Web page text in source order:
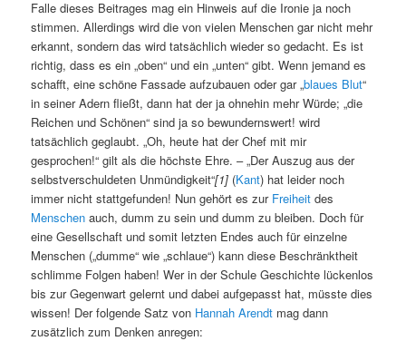
Falle dieses Beitrages mag ein Hinweis auf die Ironie ja noch
stimmen. Allerdings wird die von vielen Menschen gar nicht mehr
erkannt, sondern das wird tatsächlich wieder so gedacht. Es ist
richtig, dass es ein „oben“ und ein „unten“ gibt. Wenn jemand es
schafft, eine schöne Fassade aufzubauen oder gar „blaues Blut“
in seiner Adern fließt, dann hat der ja ohnehin mehr Würde; „die
Reichen und Schönen“ sind ja so bewundernswert! wird
tatsächlich geglaubt. „Oh, heute hat der Chef mit mir
gesprochen!“ gilt als die höchste Ehre. – „Der Auszug aus der
selbstverschuldeten Unmündigkeit“[1] (Kant) hat leider noch
immer nicht stattgefunden! Nun gehört es zur Freiheit des
Menschen auch, dumm zu sein und dumm zu bleiben. Doch für
eine Gesellschaft und somit letzten Endes auch für einzelne
Menschen („dumme“ wie „schlaue“) kann diese Beschränktheit
schlimme Folgen haben! Wer in der Schule Geschichte lückenlos
bis zur Gegenwart gelernt und dabei aufgepasst hat, müsste dies
wissen! Der folgende Satz von Hannah Arendt mag dann
zusätzlich zum Denken anregen: